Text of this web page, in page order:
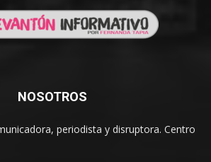
NOSOTROS
periodista y disruptora. Centro